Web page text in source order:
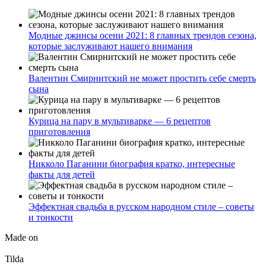
Модные джинсы осени 2021: 8 главных трендов сезона,
которые заслуживают нашего внимания
Валентин Смирнитский не может простить себе смерть
сына
Курица на пару в мультиварке — 6 рецептов
приготовления
Никколо Паганини биография кратко, интересные
факты для детей
Эффектная свадьба в русском народном стиле – советы
и тонкости
Made on
Tilda